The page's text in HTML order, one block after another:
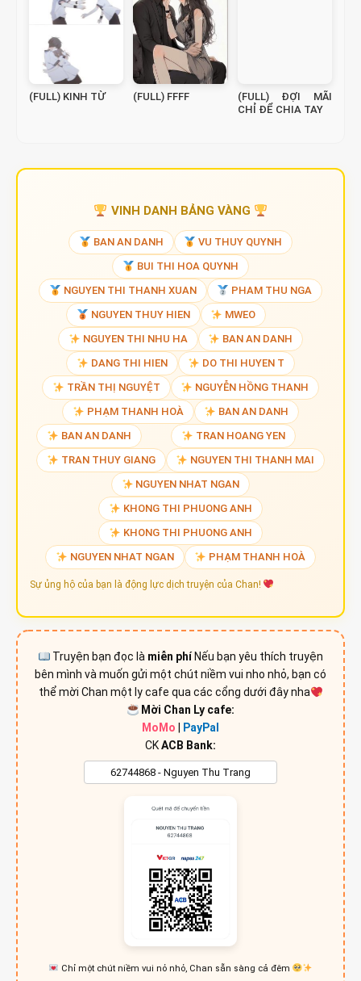
(FULL) KINH TỪ (FULL) FFFF
(FULL) ĐỢI MÃI
CHỈ ĐỂ CHIA TAY
VINH DANH BẢNG VÀNG
BAN AN DANH
VU THUY QUYNH
BUI THI HOA QUYNH
NGUYEN THI THANH XUAN
PHAM THU NGA
NGUYEN THUY HIEN
MWEO
NGUYEN THI NHU HA
BAN AN DANH
DANG THI HIEN
DO THI HUYEN T
TRẦN THỊ NGUYỆT
NGUYỄN HỒNG THANH
PHẠM THANH HOÀ
BAN AN DANH
BAN AN DANH
TRAN HOANG YEN
TRAN THUY GIANG
NGUYEN THI THANH MAI
NGUYEN NHAT NGAN
KHONG THI PHUONG ANH
KHONG THI PHUONG ANH
NGUYEN NHAT NGAN
PHẠM THANH HOÀ
Sự ủng hộ của bạn là động lực dịch truyện của Chan!
Truyện bạn đọc là miễn phíNếu bạn yêu thích truyện
bên mình và muốn gửi một chút niềm vui nho nhỏ, bạn có
thể mời Chan một ly cafe qua các cổng dưới đây nha
Mời Chan Ly cafe:
MoMo
PayPal
CKACB Bank:
Chỉ một chút niềm vui nỏ nhỏ, Chan sẵn sàng cả đêm